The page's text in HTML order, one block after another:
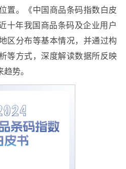
置。《中国商品条码指数白皮
十年我国商品条码及企业用户
区分布等基本情况，并通过构
等方式，深度解读数据所反映
势。